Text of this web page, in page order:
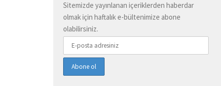
Sitemizde yayınlanan içeriklerden haberdar
olmak için haftalık e-bültenimize abone
olabilirsiniz.